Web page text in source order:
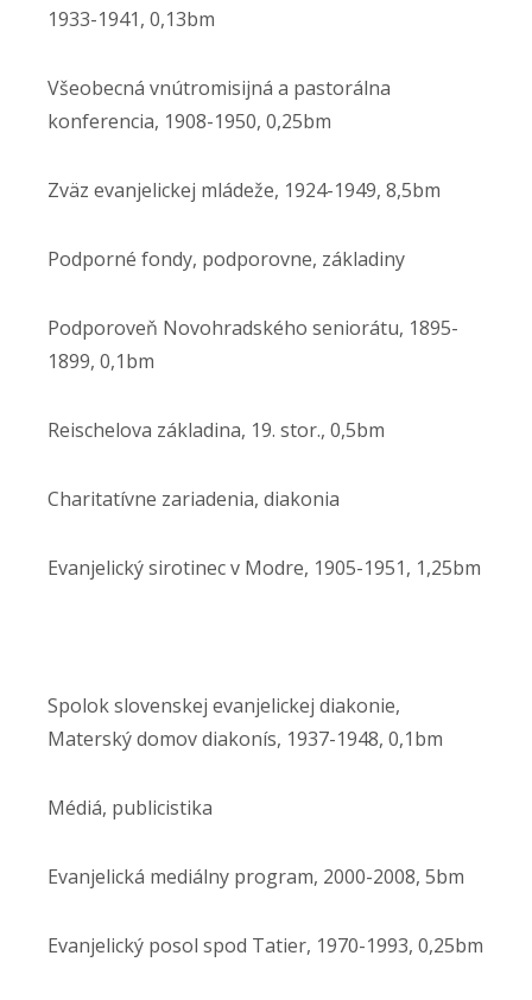
1933-1941, 0,13bm
Všeobecná vnútromisijná a pastorálna
konferencia, 1908-1950, 0,25bm
Zväz evanjelickej mládeže, 1924-1949, 8,5bm
Podporné fondy, podporovne, základiny
Podporoveň Novohradského seniorátu, 1895-
1899, 0,1bm
Reischelova základina, 19. stor., 0,5bm
Charitatívne zariadenia, diakonia
Evanjelický sirotinec v Modre, 1905-1951, 1,25bm
Spolok slovenskej evanjelickej diakonie,
Materský domov diakonís, 1937-1948, 0,1bm
Médiá, publicistika
Evanjelická mediálny program, 2000-2008, 5bm
Evanjelický posol spod Tatier, 1970-1993, 0,25bm